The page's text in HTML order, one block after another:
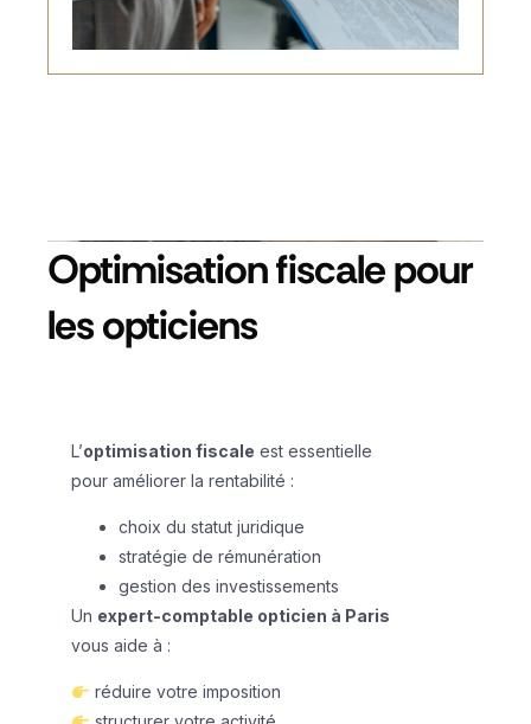
Optimisation fiscale pour
les opticiens
L’optimisation fiscale est essentielle
pour améliorer la rentabilité :
choix du statut juridique
stratégie de rémunération
gestion des investissements
Un expert-comptable opticien à Paris
vous aide à :
réduire votre imposition